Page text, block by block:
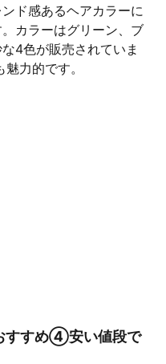
ド感あるヘアカラーに
カラーはグリーン、ブ
4色が販売されていま
力的です。
すすめ④安い値段で